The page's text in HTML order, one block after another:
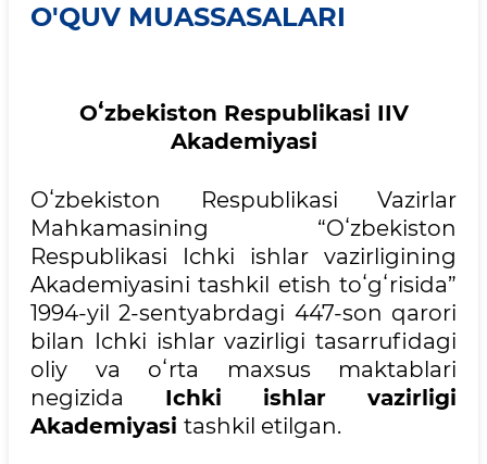
O'QUV MUASSASALARI
Oʻzbekiston Respublikasi IIV
Akademiyasi
Oʻzbekiston Respublikasi Vazirlar
Mahkamasining “Oʻzbekiston
Respublikasi Ichki ishlar vazirligining
Akademiyasini tashkil etish toʻgʻrisida”
1994-yil 2-sentyabrdagi 447-son qarori
bilan Ichki ishlar vazirligi tasarrufidagi
oliy va oʻrta maxsus maktablari
negizida Ichki ishlar vazirligi
Akademiyasi tashkil etilgan.